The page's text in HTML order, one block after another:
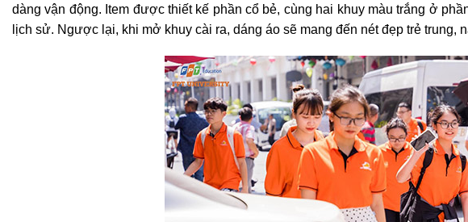
dàng vận động. Item được thiết kế phần cổ bẻ, cùng hai khuy màu trắng ở
lịch sử. Ngược lại, khi mở khuy cài ra, dáng áo sẽ mang đến nét đẹp trẻ trung,